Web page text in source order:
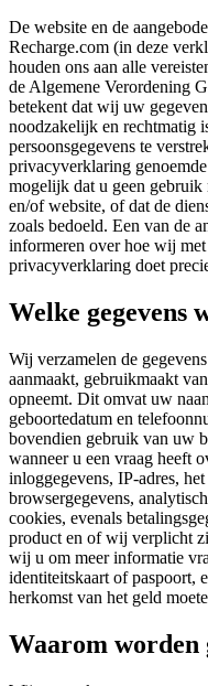
De website en de
Recharge.com (in deze
houden ons aan alle
de Algemene Verordening
betekent dat wij uw
noodzakelijk en rechtmatig
persoonsgegevens te
privacyverklaring
mogelijk dat u geen gebruik
en/of website, of dat de
zoals bedoeld. Een van de
informeren over hoe wij
privacyverklaring doet
Welke gegevens
Wij verzamelen de
aanmaakt, gebruikmaakt
opneemt. Dit omvat uw
geboortedatum en
bovendien gebruik van uw
wanneer u een vraag heeft
inloggegevens, IP-adres,
browsergegevens,
cookies, evenals
product en of wij verplicht
wij u om meer informatie
identiteitskaart of paspoort,
herkomst van het geld
Waarom worden